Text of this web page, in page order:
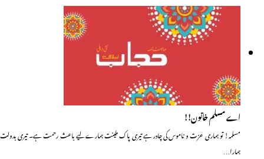
اے مسلم خاتون!!
مسلمہ! تو ہماری عزت و ناموس کی چادر ہے تیری پاک طینت ہمارے لیے باعث رحمت ہے۔ تیری بدولت
ہمارا…